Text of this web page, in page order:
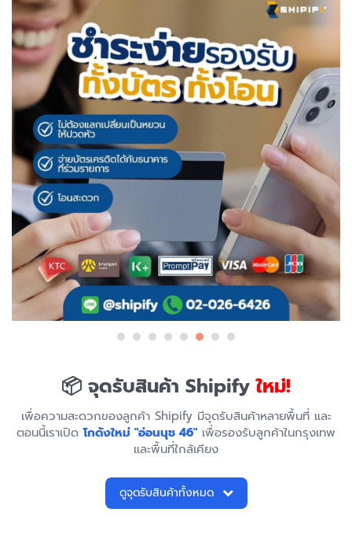
📦 จุดรับสินค้า Shipifyใหม่!
เพื่อความสะดวกของลูกค้า Shipify มีจุดรับสินค้าหลายพื้นที่ และ
ตอนนี้เราเปิดโกดังใหม่ "อ่อนนุช 46" เพื่อรองรับลูกค้าในกรุงเทพ
และพื้นที่ใกล้เคียง
ดูจุดรับสินค้าทั้งหมด